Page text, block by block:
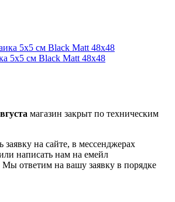
5x5 см Black Matt 48x48
магазин закрыт по техническим
на сайте, в мессенджерах
написать нам на емейл
Мы ответим на вашу заявку в порядке